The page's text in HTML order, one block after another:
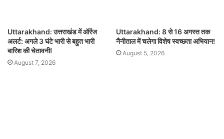
Uttarakhand: उत्तराखंड में ऑरेंज
अलर्ट: अगले 3 घंटे भारी से बहुत भारी
बारिश की चेतावनी!
August 7, 2026
Uttarakhand: 8 से 16 अगस्त तक
नैनीताल में चलेगा विशेष स्वच्छता अभियान!
August 5, 2026